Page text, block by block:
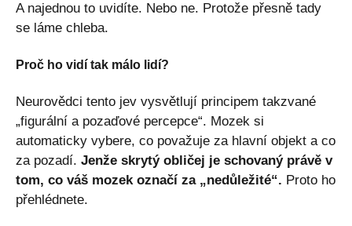
A najednou to uvidíte. Nebo ne. Protože přesně tady
se láme chleba.
Proč ho vidí tak málo lidí?
Neurovědci tento jev vysvětlují principem takzvané
„figurální a pozaďové percepce“. Mozek si
automaticky vybere, co považuje za hlavní objekt a co
za pozadí. Jenže skrytý obličej je schovaný právě v
tom, co váš mozek označí za „nedůležité“. Proto ho
přehlédnete.